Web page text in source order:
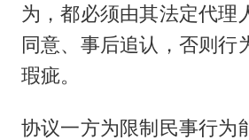
为，都必须由其法定代理
同意、事后追认，否则行
瑕疵。
协议一方为限制民事行为